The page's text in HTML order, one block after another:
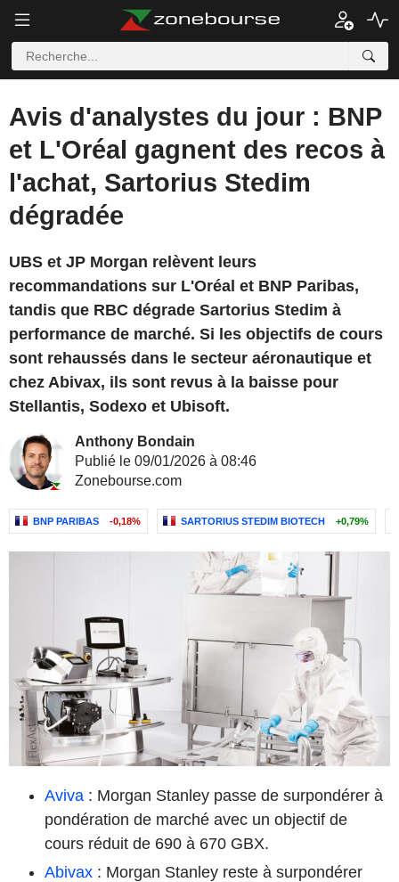
Avis d'analystes du jour : BNP
et L'Oréal gagnent des recos à
l'achat, Sartorius Stedim
dégradée
UBS et JP Morgan relèvent leurs
recommandations sur L'Oréal et BNP Paribas,
tandis que RBC dégrade Sartorius Stedim à
performance de marché. Si les objectifs de cours
sont rehaussés dans le secteur aéronautique et
chez Abivax, ils sont revus à la baisse pour
Stellantis, Sodexo et Ubisoft.
Anthony Bondain
Publié le 09/01/2026 à 08:46
Zonebourse.com
BNP PARIBAS -0,18% SARTORIUS STEDIM BIOTECH +0,79%
Aviva : Morgan Stanley passe de surpondérer à
pondération de marché avec un objectif de
cours réduit de 690 à 670 GBX.
Abivax : Morgan Stanley reste à surpondérer